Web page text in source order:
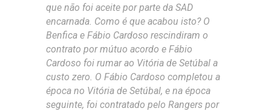
que não foi aceite por parte da SAD
encarnada. Como é que acabou isto? O
Benfica e Fábio Cardoso rescindiram o
contrato por mútuo acordo e Fábio
Cardoso foi rumar ao Vitória de Setúbal a
custo zero. O Fábio Cardoso completou a
época no Vitória de Setúbal, e na época
seguinte, foi contratado pelo Rangers por